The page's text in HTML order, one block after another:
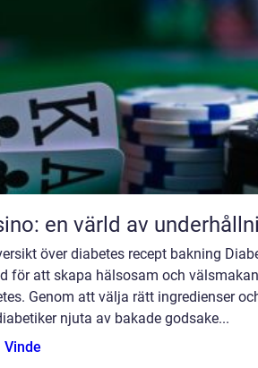
en värld av
över diabetes recept bakning
för att skapa hälsosam och
Genom att välja rätt ingredienser
njuta av bakade godsake...
Vinde